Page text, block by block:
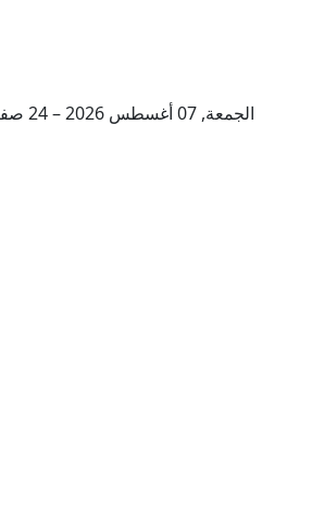
الجمعة, 07 أغسطس 2026 – 24 صفر 1448 هـ